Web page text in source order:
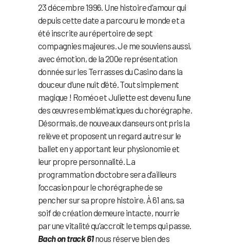
23 décembre 1996. Une histoire d’amour qui
depuis cette date a parcouru le monde et a
été inscrite au répertoire de sept
compagnies majeures. Je me souviens aussi,
avec émotion, de la 200e représentation
donnée sur les Terrasses du Casino dans la
douceur d’une nuit d’été. Tout simplement
magique ! Roméo et Juliette est devenu l’une
des œuvres emblématiques du chorégraphe.
Désormais, de nouveaux danseurs ont pris la
relève et proposent un regard autre sur le
ballet en y apportant leur physionomie et
leur propre personnalité. La
programmation d’octobre sera d’ailleurs
l’occasion pour le chorégraphe de se
pencher sur sa propre histoire. À 61 ans, sa
soif de création demeure intacte, nourrie
par une vitalité qu’accroît le temps qui passe.
Bach on track 61nous réserve bien des